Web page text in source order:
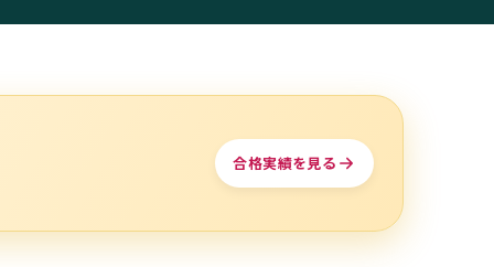
合格実績を見る